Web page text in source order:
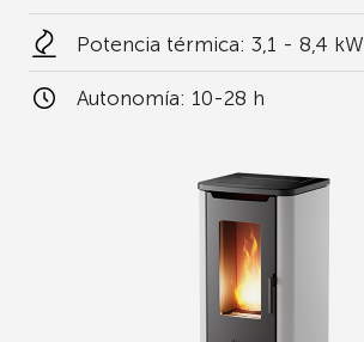
Potencia térmica: 3,1 - 8,4 kW
Autonomía: 10-28 h